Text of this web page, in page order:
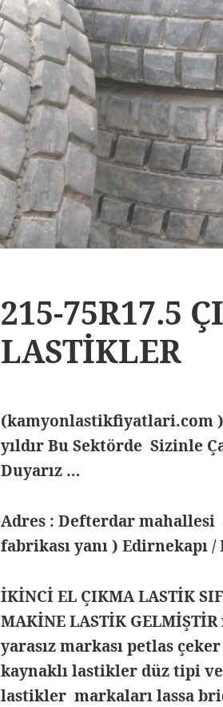
215-75R17.5
LASTİKLER
(kamyonlastikfiyatlari.com )
yıldır Bu Sektörde Sizinle
Duyarız …
Adres : Defterdar mahallesi
fabrikası yanı ) Edirnekapı
İKİNCİ EL ÇIKMA LASTİK
MAKİNE LASTİK
yarasız markası petlas
kaynaklı lastikler düz tipi
lastikler markaları lassa